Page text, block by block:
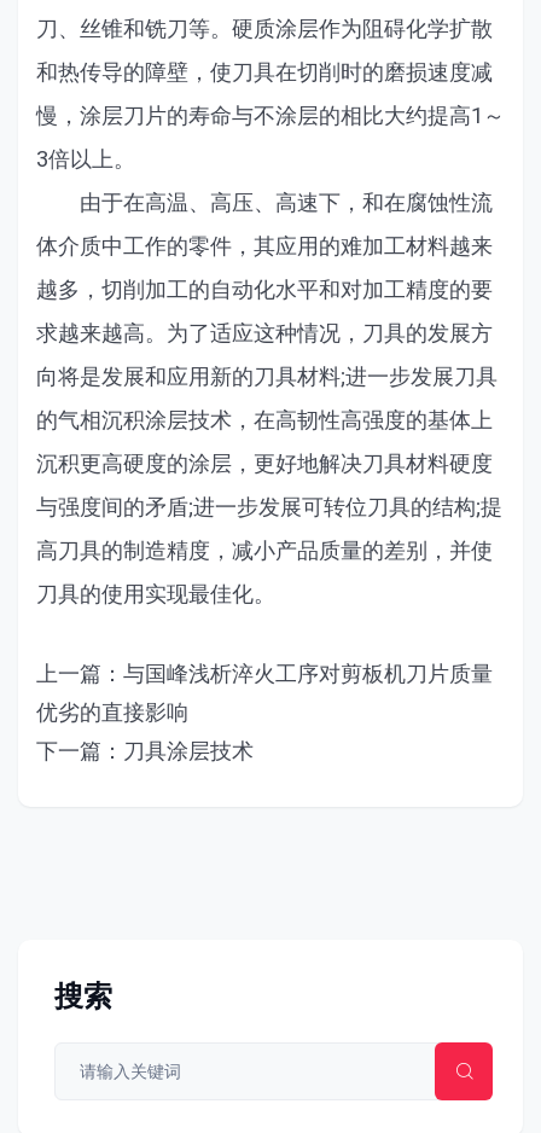
刀、丝锥和铣刀等。硬质涂层作为阻碍化学扩散
和热传导的障壁，使刀具在切削时的磨损速度减
慢，涂层刀片的寿命与不涂层的相比大约提高1～
3倍以上。
由于在高温、高压、高速下，和在腐蚀性流
体介质中工作的零件，其应用的难加工材料越来
越多，切削加工的自动化水平和对加工精度的要
求越来越高。为了适应这种情况，刀具的发展方
向将是发展和应用新的刀具材料;进一步发展刀具
的气相沉积涂层技术，在高韧性高强度的基体上
沉积更高硬度的涂层，更好地解决刀具材料硬度
与强度间的矛盾;进一步发展可转位刀具的结构;提
高刀具的制造精度，减小产品质量的差别，并使
刀具的使用实现最佳化。
上一篇：与国峰浅析淬火工序对剪板机刀片质量
优劣的直接影响
下一篇：刀具涂层技术
搜索